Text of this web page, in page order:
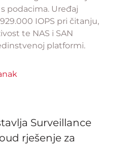
podacima. Uređaj
IOPS pri čitanju,
te NAS i SAN
platformi.
Surveillance
rješenje za